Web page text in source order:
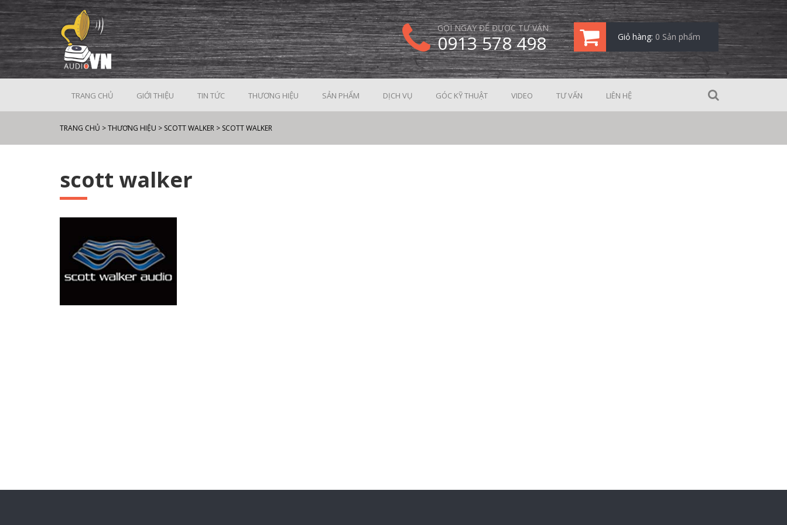
GỌI NGAY ĐỂ ĐƯỢC TƯ VẤN
0913 578 498 Giỏ hàng: 0 Sản phẩm
TRANG CHỦ GIỚI THIỆU TIN TỨC THƯƠNG HIỆU SẢN PHẨM DỊCH VỤ GÓC KỸ THUẬT VIDEO TƯ VẤN LIÊN HỆ
TRANG CHỦ >THƯƠNG HIỆU > SCOTT WALKER > SCOTT WALKER
scott walker